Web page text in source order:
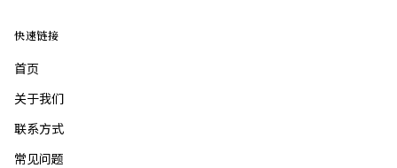
快速链接
首页
关于我们
联系方式
常见问题